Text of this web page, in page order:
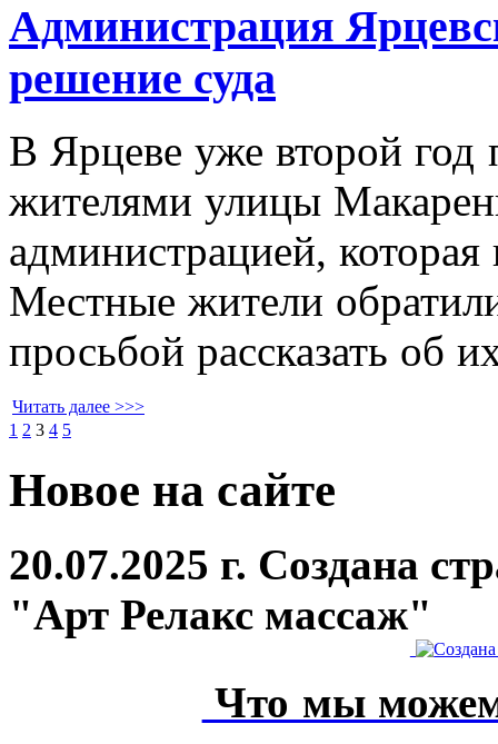
Администрация
решение суда
В Ярцеве уже второй год
жителями улицы
администрацией,
Местные жители
просьбой рассказать об
Читать далее >>>
1 2 3 4 5
Новое на сайте
20.07.2025 г. Создана
"Арт Релакс массаж"
Что мы